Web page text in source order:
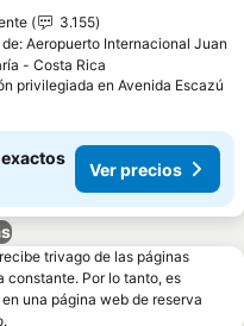
3.155
Aeropuerto Internacional Juan
- Costa Rica
privilegiada en Avenida Escazú
Ver precios
trivago de las páginas
constante. Por lo tanto, es
una página web de reserva